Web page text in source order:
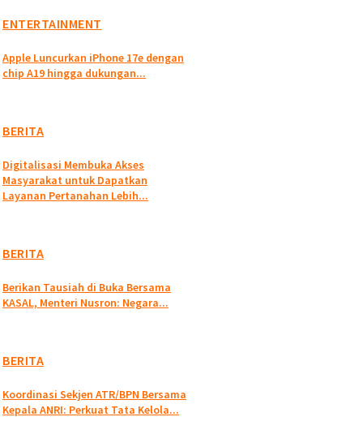
ENTERTAINMENT
Apple Luncurkan iPhone 17e dengan
chip A19 hingga dukungan...
BERITA
Digitalisasi Membuka Akses
Masyarakat untuk Dapatkan
Layanan Pertanahan Lebih...
BERITA
Berikan Tausiah di Buka Bersama
KASAL, Menteri Nusron: Negara...
BERITA
Koordinasi Sekjen ATR/BPN Bersama
Kepala ANRI: Perkuat Tata Kelola...